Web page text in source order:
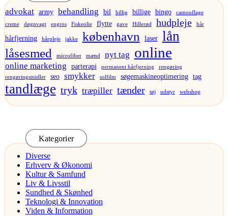
advokat army behandling bil billig billige bingo camouflage
creme døgnvagt engros Fiskeolie flytte gave Hillerød hudpleje hår
hårfjerning hårpleje jakke københavn laser lån
låsesmed microfiber mænd nyt tag online
online marketing parterapi permanent hårfjerning
rengøring
rengøringsmidler
seo smykker solfilm søgemaskineoptimering tag
tandlæge tryk træpiller tænder tøj udstyr webshop
Kategorier
Diverse
Erhverv & Økonomi
Kultur & Samfund
Liv & Livsstil
Sundhed & Skønhed
Teknologi & Innovation
Viden & Information